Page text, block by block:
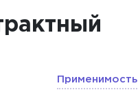
Применимость